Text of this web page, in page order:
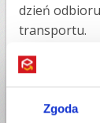
Zgoda
dzień
transportu.
Czy
Tak, każda